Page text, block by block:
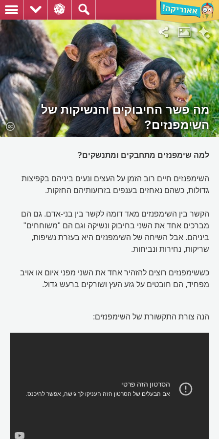
מה פשר החיבוקים והנשיקות של
השימפנזים?
למה שימפנזים מתחבקים ומתנשקים?
השימפנזים חיים רוב הזמן על העצים ונעים ביניהם בקפיצות
גדולות, כשהם נאחזים בענפים בזרועותיהם החזקות.
הקשר בין השימפנזים מאד דומה לקשר בין בני-אדם. גם הם
מברכים אחד את השני בחיבוק ונשיקה וגם הם "משוחחים"
ביניהם. אבל השיחה של השימפנזים היא בעזרת נשיפות,
שריקות, נחירות ונביחות.
כששימפנזים רוצים להזהיר אחד את השני מפני איום או אויב
מפחיד, הם חובטים על גזע העץ ושורקים ברעש גדול.
הנה צורת התקשורת של השימפנזים: